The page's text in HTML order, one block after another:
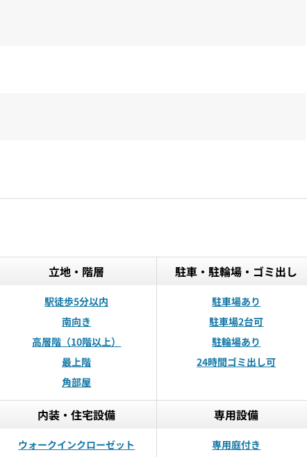
立地・階層
駅徒歩5分以内
南向き
高層階（10階以上）
最上階
角部屋
駐車・駐輪場・ゴミ出し
駐車場あり
駐車場2台可
駐輪場あり
24時間ゴミ出し可
内装・住宅設備
ウォークインクローゼット
専用設備
専用庭付き